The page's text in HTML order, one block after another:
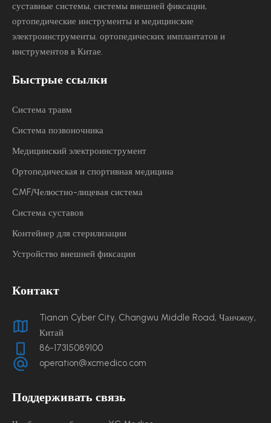
суставные системы, системы внешней фиксации,
ортопедические инструменты и медицинские
электроинструменты. ортопедических имплантатов и
инструментов в Китае.
Быстрые ссылки
Система травм
Система позвоночника
Медицинский электроинструмент
Ортопедическая и спортивная медицина
CMF/Челюстно-лицевая система
Система суставов
Контейнер для стерилизации
Устройство внешней фиксации
Контакт
Tianan Cyber ​​City, Changwu Middle Road, Чанчжоу,
Китай
86-17315089100
operation@xcmedico.com
Поддерживать связь